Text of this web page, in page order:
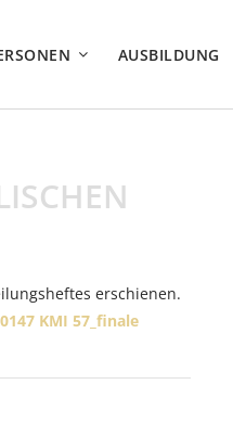
AUSBILDUNG
erschienen.
KMI 57_finale